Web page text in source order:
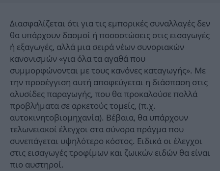
Διασφαλίζεται ότι για τις εμπορικές συναλλαγές δεν
θα υπάρχουν δασμοί ή ποσοστώσεις στις εισαγωγές
ή εξαγωγές, αλλά μια σειρά νέων συνοριακών
κανονισμών «για όλα τα αγαθά που
συμμορφώνονται με τους κανόνες καταγωγής». Με
την προσέγγιση αυτή αποφεύγεται η διάσπαση στις
αλυσίδες παραγωγής, που θα προκαλούσε πολλά
προβλήματα σε αρκετούς τομείς, (π.χ.
αυτοκινητοβιομηχανία). Βέβαια, θα υπάρχουν
τελωνειακοί έλεγχοι στα σύνορα πράγμα που
συνεπάγεται υψηλότερο κόστος. Ειδικά οι έλεγχοι
στις εισαγωγές τροφίμων και ζωικών ειδών θα είναι
πιο αυστηροί.